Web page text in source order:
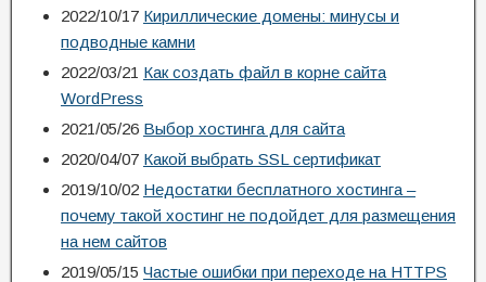
2022/10/17 Кириллические домены: минусы и
подводные камни
2022/03/21 Как создать файл в корне сайта
WordPress
2021/05/26 Выбор хостинга для сайта
2020/04/07 Какой выбрать SSL сертификат
2019/10/02 Недостатки бесплатного хостинга –
почему такой хостинг не подойдет для размещения
на нем сайтов
2019/05/15 Частые ошибки при переходе на HTTPS